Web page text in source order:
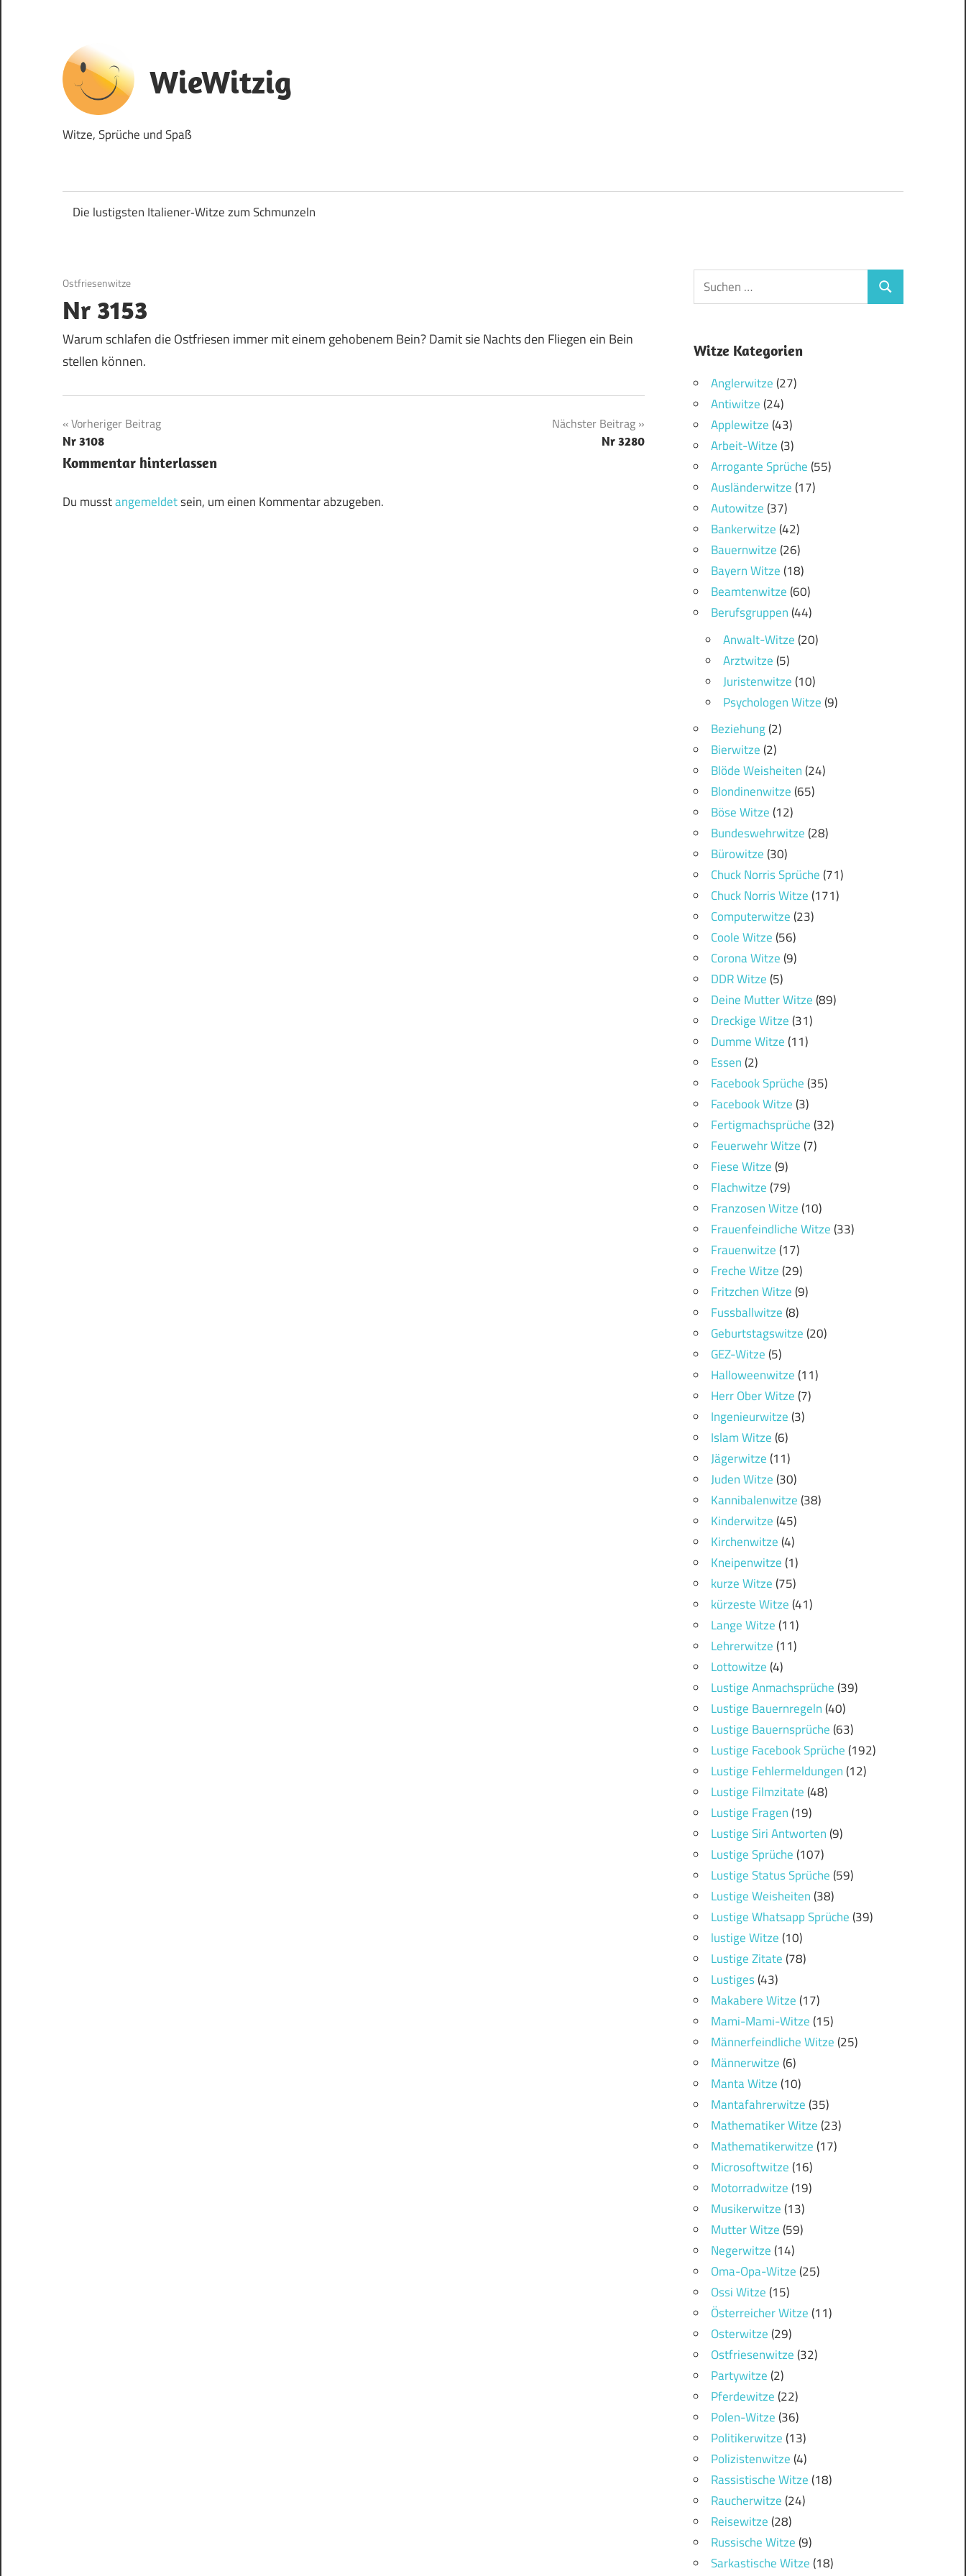
springen
WieWitzig
Witze, Sprüche und Spaß
Die lustigsten Italiener‑Witze zum Schmunzeln
17. September 2017
Ostfriesenwitze
Nr 3153
Warum schlafen die Ostfriesen immer mit einem gehobenem Bein? Damit sie Nachts den Fliegen ein Bein
stellen können.
Beitragsnavigation
Vorheriger Beitrag
Nr 3108
Nächster Beitrag
Nr 3280
Kommentar hinterlassen
Du musstangemeldetsein, um einen Kommentar abzugeben.
Witze Kategorien
Anglerwitze(27)
Antiwitze(24)
Applewitze(43)
Arbeit-Witze(3)
Arrogante Sprüche(55)
Ausländerwitze(17)
Autowitze(37)
Bankerwitze(42)
Bauernwitze(26)
Bayern Witze(18)
Beamtenwitze(60)
Berufsgruppen(44)
Anwalt-Witze(20)
Arztwitze(5)
Juristenwitze(10)
Psychologen Witze(9)
Beziehung(2)
Bierwitze(2)
Blöde Weisheiten(24)
Blondinenwitze(65)
Böse Witze(12)
Bundeswehrwitze(28)
Bürowitze(30)
Chuck Norris Sprüche(71)
Chuck Norris Witze(171)
Computerwitze(23)
Coole Witze(56)
Corona Witze(9)
DDR Witze(5)
Deine Mutter Witze(89)
Dreckige Witze(31)
Dumme Witze(11)
Essen(2)
Facebook Sprüche(35)
Facebook Witze(3)
Fertigmachsprüche(32)
Feuerwehr Witze(7)
Fiese Witze(9)
Flachwitze(79)
Franzosen Witze(10)
Frauenfeindliche Witze(33)
Frauenwitze(17)
Freche Witze(29)
Fritzchen Witze(9)
Fussballwitze(8)
Geburtstagswitze(20)
GEZ-Witze(5)
Halloweenwitze(11)
Herr Ober Witze(7)
Ingenieurwitze(3)
Islam Witze(6)
Jägerwitze(11)
Juden Witze(30)
Kannibalenwitze(38)
Kinderwitze(45)
Kirchenwitze(4)
Kneipenwitze(1)
kurze Witze(75)
kürzeste Witze(41)
Lange Witze(11)
Lehrerwitze(11)
Lottowitze(4)
Lustige Anmachsprüche(39)
Lustige Bauernregeln(40)
Lustige Bauernsprüche(63)
Lustige Facebook Sprüche(192)
Lustige Fehlermeldungen(12)
Lustige Filmzitate(48)
Lustige Fragen(19)
Lustige Siri Antworten(9)
Lustige Sprüche(107)
Lustige Status Sprüche(59)
Lustige Weisheiten(38)
Lustige Whatsapp Sprüche(39)
lustige Witze(10)
Lustige Zitate(78)
Lustiges(43)
Makabere Witze(17)
Mami-Mami-Witze(15)
Männerfeindliche Witze(25)
Männerwitze(6)
Manta Witze(10)
Mantafahrerwitze(35)
Mathematiker Witze(23)
Mathematikerwitze(17)
Microsoftwitze(16)
Motorradwitze(19)
Musikerwitze(13)
Mutter Witze(59)
Negerwitze(14)
Oma-Opa-Witze(25)
Ossi Witze(15)
Österreicher Witze(11)
Osterwitze(29)
Ostfriesenwitze(32)
Partywitze(2)
Pferdewitze(22)
Polen-Witze(36)
Politikerwitze(13)
Polizistenwitze(4)
Rassistische Witze(18)
Raucherwitze(24)
Reisewitze(28)
Russische Witze(9)
Sarkastische Witze(18)